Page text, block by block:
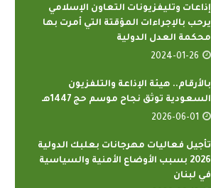
إذاعات وتليفزيونات التعاون الإسلامي
يرحب بالإجراءات المؤقتة التي أمرت بها
محكمة العدل الدولية
2024-01-26
بالأرقام.. هيئة الإذاعة والتلفزيون
السعودية توثق نجاح موسم حج 1447هـ
2026-06-01
تأجيل فعاليات مهرجانات بعلبك الدولية
2026 بسبب الأوضاع الأمنية والسياسية
في لبنان